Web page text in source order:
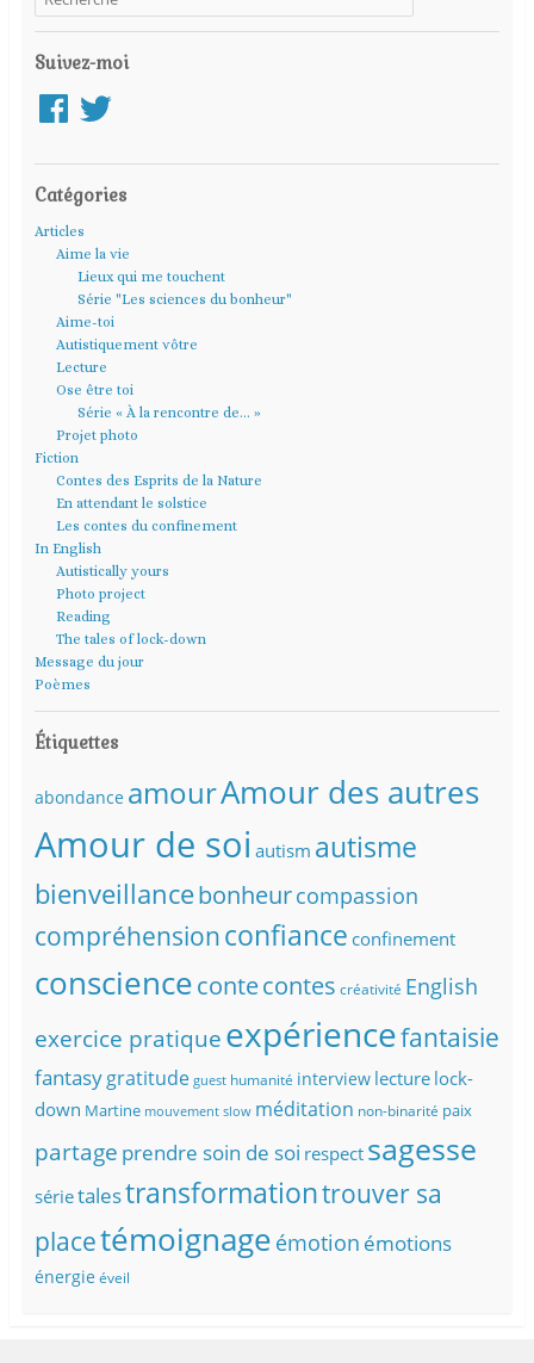
Suivez-moi
FacebookTwitter
Catégories
Articles
Aime la vie
Lieux qui me touchent
Série "Les sciences du bonheur"
Aime-toi
Autistiquement vôtre
Lecture
Ose être toi
Série « À la rencontre de… »
Projet photo
Fiction
Contes des Esprits de la Nature
En attendant le solstice
Les contes du confinement
In English
Autistically yours
Photo project
Reading
The tales of lock-down
Message du jour
Poèmes
Étiquettes
abondance amourAmour des autres
Amour de soi autism autisme
bienveillancebonheurcompassion
compréhensionconfiance confinement
consciencecontecontes créativité English
exercice pratique expériencefantaisie
fantasy gratitude guest humanité interview lecture lock-
down Martine mouvement slow méditation non-binarité paix
partage prendre soin de soi respect sagesse
sérietalestransformationtrouver sa
placetémoignage émotion émotions
énergie éveil